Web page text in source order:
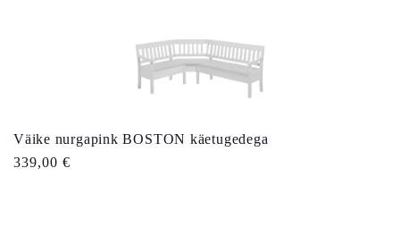
Väike nurgapink BOSTON käetugedega
Tavahind
339,00 €